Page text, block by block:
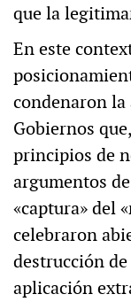
que la
En este
condenaron
Gobiernos
principios de
argumentos
«captura» del
celebraron
destrucción
aplicación